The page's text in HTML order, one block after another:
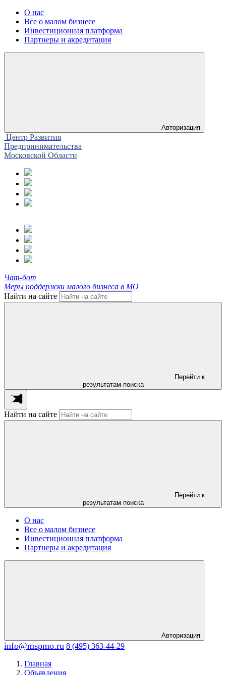
О нас
Все о малом бизнесе
Инвестиционная платформа
Партнеры и акредитация
Авторизация
Центр Развития
Предпринимательства
Московской Области
Чат-бот
Меры поддержки малого бизнеса в МО
Найти на сайте
Перейти к
результатам поиска
Найти на сайте
Перейти к
результатам поиска
О нас
Все о малом бизнесе
Инвестиционная платформа
Партнеры и акредитация
Авторизация
info@mspmo.ru 8 (495) 363-44-29
Главная
Объявления